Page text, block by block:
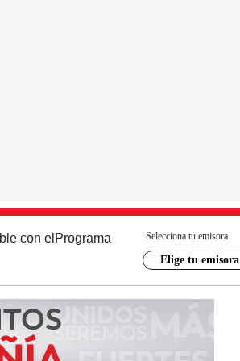
con el Programa Selecciona tu emisora
Elige tu emisora